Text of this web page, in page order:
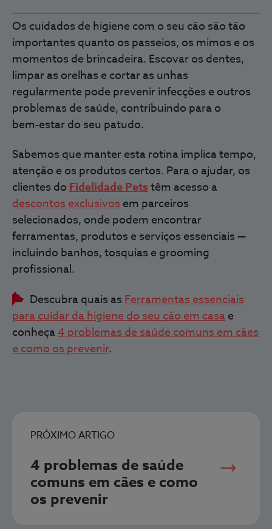
Os cuidados de higiene com o seu cão são tão
importantes quanto os passeios, os mimos e os
momentos de brincadeira. Escovar os dentes,
limpar as orelhas e cortar as unhas
regularmente pode prevenir infecções e outros
problemas de saúde, contribuindo para o
bem‑estar do seu patudo.
Sabemos que manter esta rotina implica tempo,
atenção e os produtos certos. Para o ajudar, os
clientes doFidelidade Petstêm acesso a
descontos exclusivosem parceiros
selecionados, onde podem encontrar
ferramentas, produtos e serviços essenciais —
incluindo banhos, tosquias e grooming
profissional.
Descubra quais asFerramentas essenciais
para cuidar da higiene do seu cão em casae
conheça4 problemas de saúde comuns em cães
e como os prevenir.
PRÓXIMO ARTIGO
4 problemas de saúde
comuns em cães e como
os prevenir